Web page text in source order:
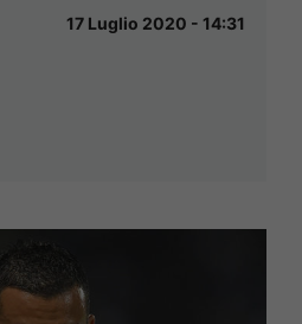
17 Luglio 2020 - 14:31